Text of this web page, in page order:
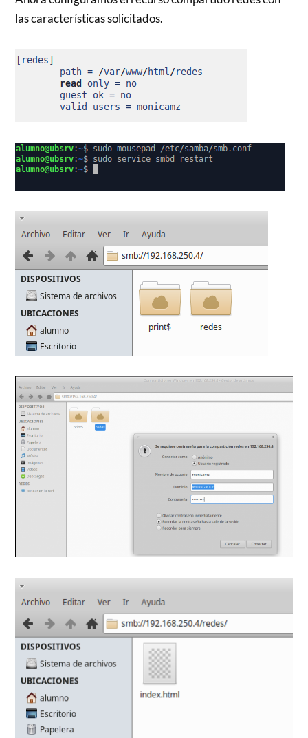
las características solicitados.